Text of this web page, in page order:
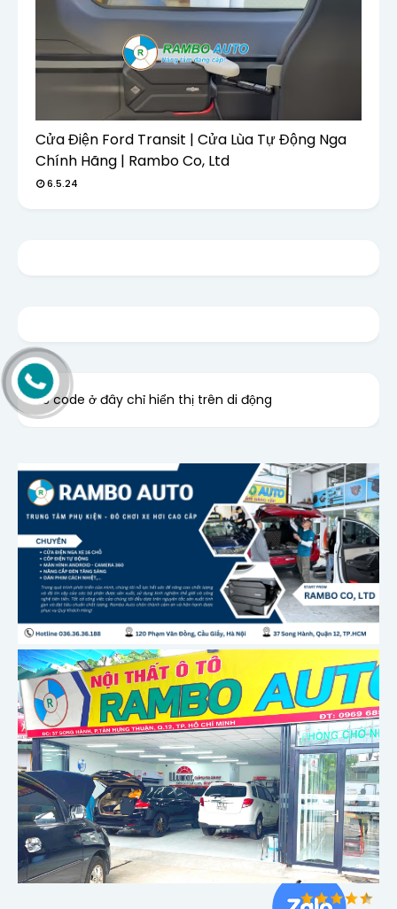
Cửa Điện Ford Transit | Cửa Lùa Tự Động Nga
Chính Hãng | Rambo Co, Ltd
6.5.24
Bỏ code ở đây chỉ hiển thị trên di động